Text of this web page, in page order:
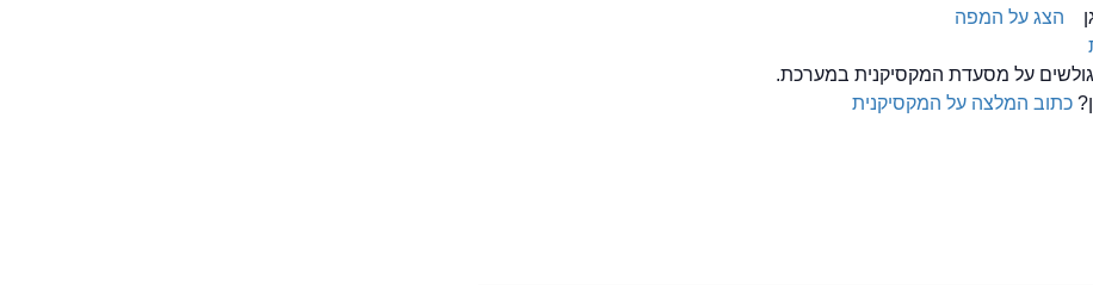
הצג על המפה
גולשים על מסעדת המקסיקנית במערכת.
כתוב המלצה על המקסיקנית